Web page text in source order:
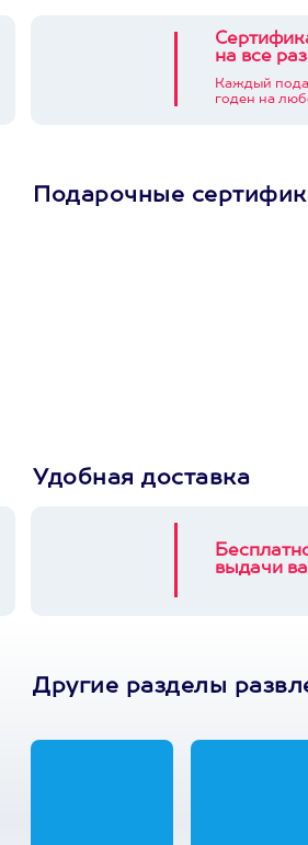
на все
Каждый
годен на
Подарочные
Удобная доставка
выдачи
Другие разделы